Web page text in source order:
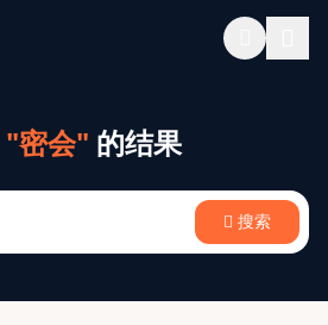
"密会" 的结果
搜索